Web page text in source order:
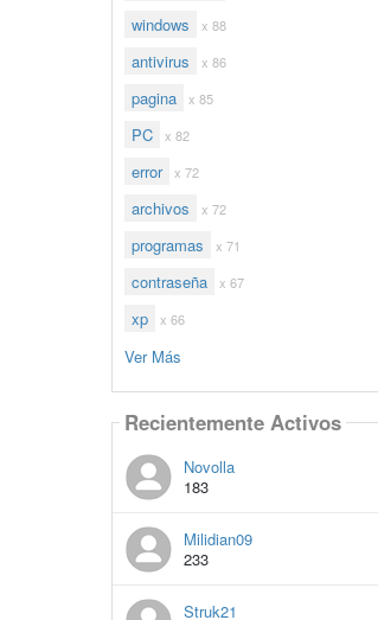
windows x 88
antivirus x 86
pagina x 85
PC x 82
error x 72
archivos x 72
programas x 71
contraseña x 67
xp x 66
Ver Más
Recientemente Activos
Novolla
183
Milidian09
233
Struk21